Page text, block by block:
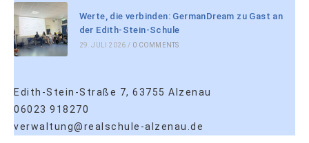
Werte, die verbinden: GermanDream zu Gast an
der Edith-Stein-Schule
29. JULI 2026 / 0 COMMENTS
Edith-Stein-Straße 7, 63755 Alzenau
06023 918270
verwaltung@realschule-alzenau.de